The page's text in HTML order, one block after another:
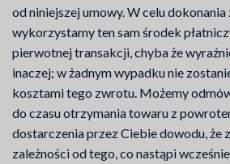
od niniejszej umowy. W celu
wykorzystamy ten sam środek
pierwotnej transakcji, chyba że
inaczej; w żadnym wypadku nie
kosztami tego zwrotu. Możemy
do czasu otrzymania towaru z
dostarczenia przez Ciebie dowodu, że
zależności od tego, co nastąpi